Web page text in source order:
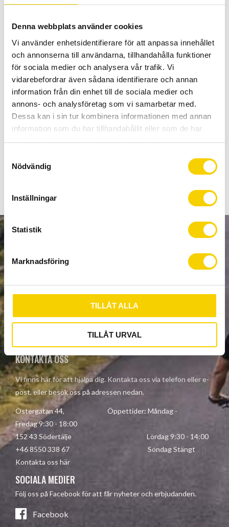
Denna webbplats använder cookies
Vi använder enhetsidentifierare för att anpassa innehållet
och annonserna till användarna, tillhandahålla funktioner
för sociala medier och analysera vår trafik. Vi
vidarebefordrar även sådana identifierare och annan
information från din enhet till de sociala medier och
annons- och analysföretag som vi samarbetar med.
Dessa kan i sin tur kombinera informationen med annan
information som du har tillhandahållit eller som de har
samlat in när du har använt deras tjänster.
c
k
s
v
a
l
Nödvändig
Inställningar
Statistik
Marknadsföring
TILLÅT ALLA
TILLÅT URVAL
+
-
KÖP
Certifierad cykelservice & Shimano Service Center
Allt inom cykel på ett ställe
Kunnig personal och hög kundnöjdhet
Lagerstatus
Beställningsvara
Artikelnr
18-909-05
Universal med 8 dimensioner.
PRENUMERERA
Dina personuppgifter behandlas i enlighet med vår
integritetspolicy
KONTAKTA OSS
Vi finns här för att hjälpa dig. Kontakta oss via telefon eller e-
post, eller besök oss på adressen nedan.
Östergatan 44, Öppettider: Måndag -
Fredag 9:30 - 18:00
152 43 Södertälje Lördag 9:30 - 14:00
+46 8550 338 67 Söndag Stängt
Kontakta oss här
SOCIALA MEDIER
Följ oss på Facebook för att får nyheter och erbjudanden.
Facebook